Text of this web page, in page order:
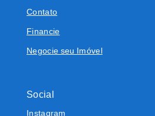
Contato
Financie
Negocie seu Imóvel
Social
Instagram